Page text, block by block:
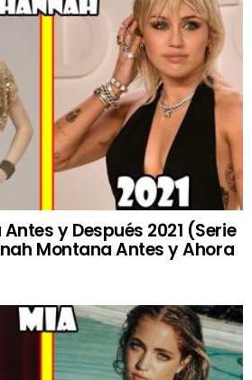
y Después 2021 (Serie
Montana Antes y Ahora